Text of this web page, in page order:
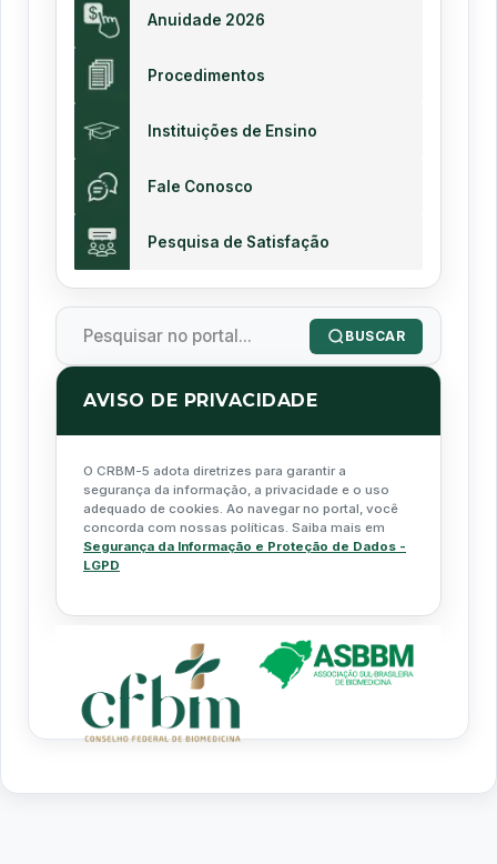
Anuidade 2026
Procedimentos
Instituições de Ensino
Fale Conosco
Pesquisa de Satisfação
BUSCAR
AVISO DE PRIVACIDADE
O CRBM-5 adota diretrizes para garantir a
segurança da informação, a privacidade e o uso
adequado de cookies. Ao navegar no portal, você
concorda com nossas políticas. Saiba mais em
Segurança da Informação e Proteção de Dados -
LGPD